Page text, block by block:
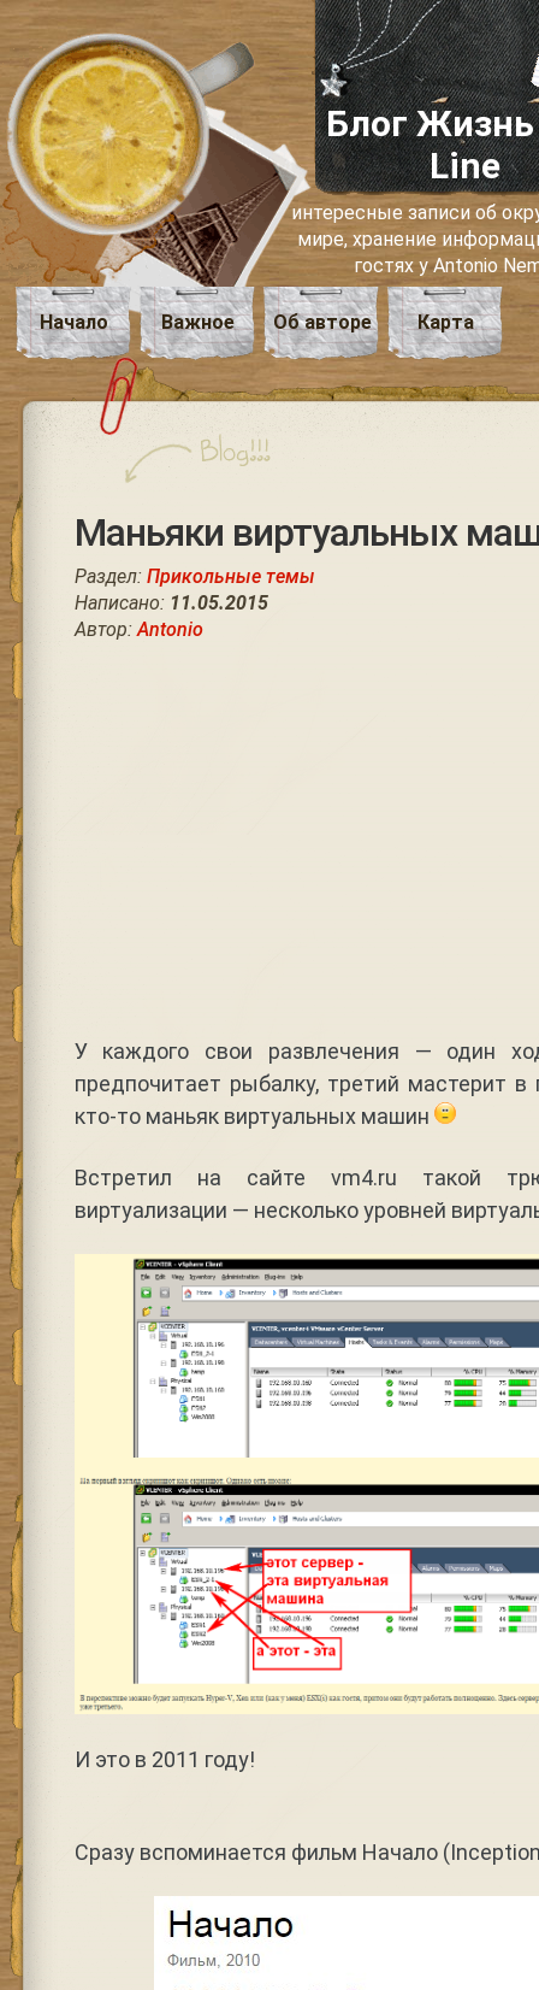
Блог Жизнь
Line
интересные записи об
мире, хранение
гостях у Antonio
Начало Важное Об авторе Карта
Маньяки виртуальных
Раздел: Прикольные темы
Написано: 11.05.2015
Автор:Antonio
У каждого свои развлечения — один
предпочитает рыбалку, третий мастерит в
кто-то маньяк виртуальных машин
Встретил на сайте vm4.ru такой
виртуализации — несколько уровней
И это в 2011 году!
Сразу вспоминается фильм Начало